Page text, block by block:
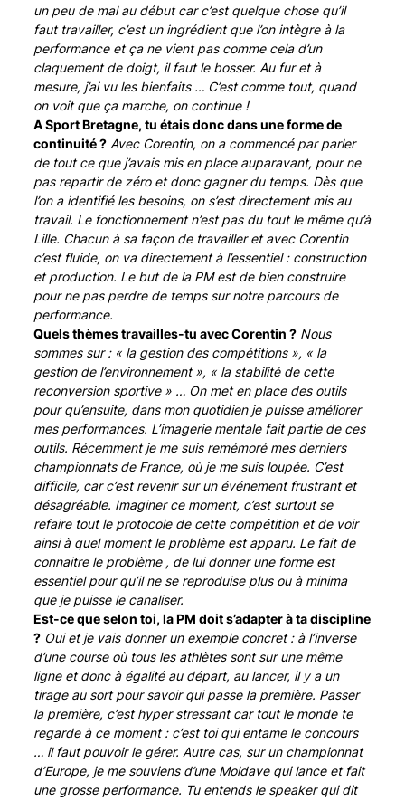
un peu de mal au début car c’est quelque chose qu’il
faut travailler, c’est un ingrédient que l’on intègre à la
performance et ça ne vient pas comme cela d’un
claquement de doigt, il faut le bosser. Au fur et à
mesure, j’ai vu les bienfaits … C’est comme tout, quand
on voit que ça marche, on continue !
A Sport Bretagne, tu étais donc dans une forme de
continuité ? Avec Corentin, on a commencé par parler
de tout ce que j’avais mis en place auparavant, pour ne
pas repartir de zéro et donc gagner du temps. Dès que
l’on a identifié les besoins, on s’est directement mis au
travail. Le fonctionnement n’est pas du tout le même qu’à
Lille. Chacun à sa façon de travailler et avec Corentin
c’est fluide, on va directement à l’essentiel : construction
et production. Le but de la PM est de bien construire
pour ne pas perdre de temps sur notre parcours de
performance.
Quels thèmes travailles-tu avec Corentin ? Nous
sommes sur : « la gestion des compétitions », « la
gestion de l’environnement », « la stabilité de cette
reconversion sportive » … On met en place des outils
pour qu’ensuite, dans mon quotidien je puisse améliorer
mes performances. L’imagerie mentale fait partie de ces
outils. Récemment je me suis remémoré mes derniers
championnats de France, où je me suis loupée. C’est
difficile, car c’est revenir sur un événement frustrant et
désagréable. Imaginer ce moment, c’est surtout se
refaire tout le protocole de cette compétition et de voir
ainsi à quel moment le problème est apparu. Le fait de
connaitre le problème , de lui donner une forme est
essentiel pour qu’il ne se reproduise plus ou à minima
que je puisse le canaliser.
Est-ce que selon toi, la PM doit s’adapter à ta discipline
? Oui et je vais donner un exemple concret : à l’inverse
d’une course où tous les athlètes sont sur une même
ligne et donc à égalité au départ, au lancer, il y a un
tirage au sort pour savoir qui passe la première. Passer
la première, c’est hyper stressant car tout le monde te
regarde à ce moment : c’est toi qui entame le concours
… il faut pouvoir le gérer. Autre cas, sur un championnat
d’Europe, je me souviens d’une Moldave qui lance et fait
une grosse performance. Tu entends le speaker qui dit